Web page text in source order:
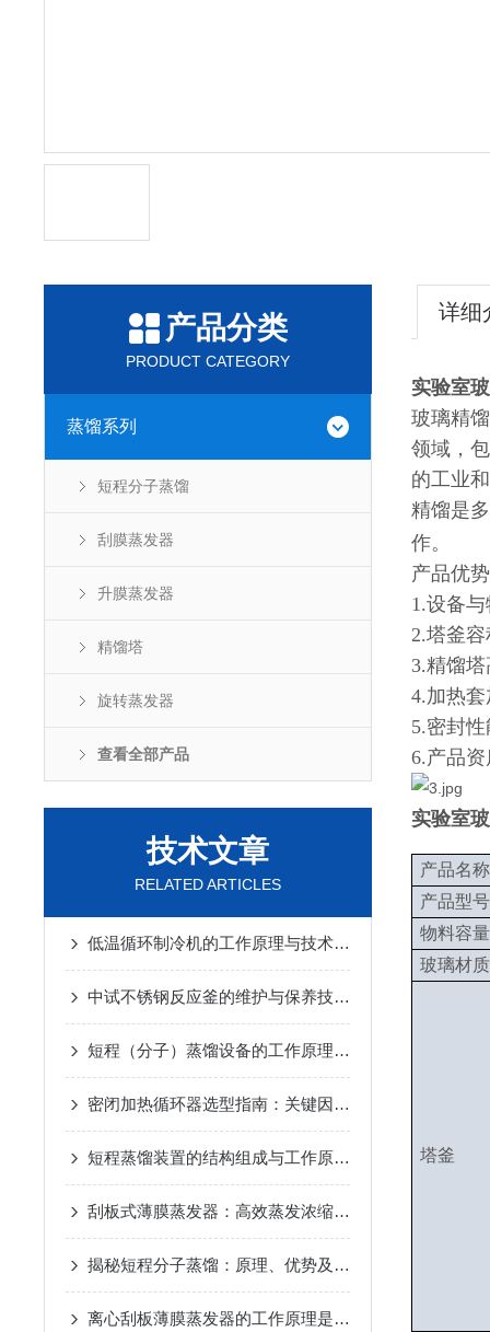
产品分类
PRODUCT CATEGORY
蒸馏系列
短程分子蒸馏
刮膜蒸发器
升膜蒸发器
精馏塔
旋转蒸发器
查看全部产品
技术文章
RELATED ARTICLES
低温循环制冷机的工作原理与技术优势 2025-02-14
中试不锈钢反应釜的维护与保养技巧
短程（分子）蒸馏设备的工作原理及应用
密闭加热循环器选型指南：关键因素与考量
短程蒸馏装置的结构组成与工作原理 2024-10-17
刮板式薄膜蒸发器：高效蒸发浓缩设备的深度解析
揭秘短程分子蒸馏：原理、优势及未来发展趋势
离心刮板薄膜蒸发器的工作原理是什么？
详细
实验室
玻璃精
领域，
的工业
精馏是
作。
产品优
1.设备
2.塔釜
3.精馏
4.加热
5.密封
6.产品
实验室
产品名称
产品型号
物料容量
玻璃材质
塔釜